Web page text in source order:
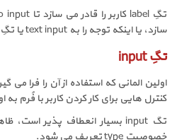
تگِlabel کاربر را قادر می سازد تاinput
سازد، یا اینکه توجه را به text inputیا تگِ
تگِinput
اولین المانی که استفاده از آن را فرا می
کنترل هایی برای کار کردن کاربر با فُرم
تگ inputبسیار انعطاف پذیر است،
خصوصیت typeتعریف می شود.